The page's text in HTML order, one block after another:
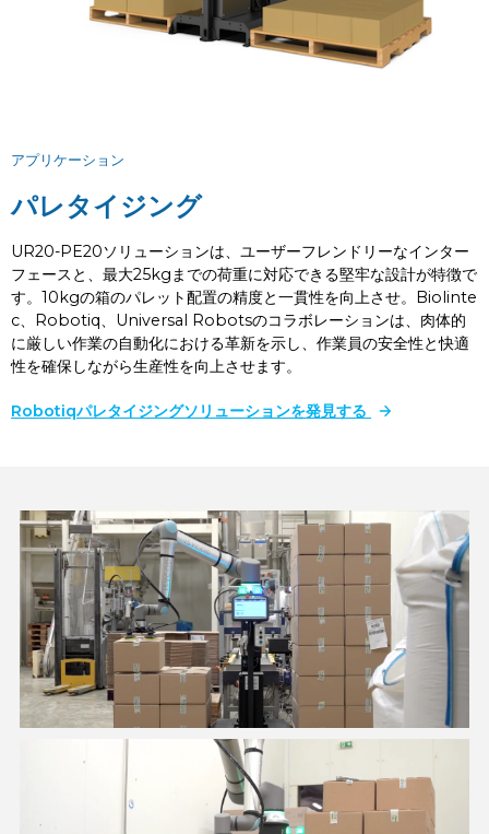
アプリケーション
パレタイジング
UR20-PE20ソリューションは、ユーザーフレンドリーなインター
フェースと、最大25kgまでの荷重に対応できる堅牢な設計が特徴で
す。10kgの箱のパレット配置の精度と一貫性を向上させ。Biolinte
c、Robotiq、Universal Robotsのコラボレーションは、肉体的
に厳しい作業の自動化における革新を示し、作業員の安全性と快適
性を確保しながら生産性を向上させます。
Robotiqパレタイジングソリューションを発見する